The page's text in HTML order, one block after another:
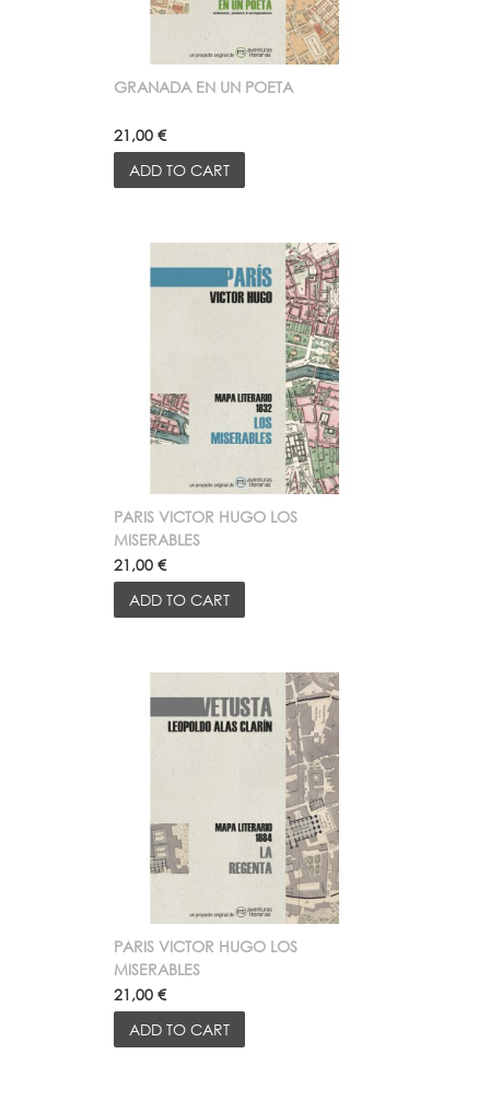
GRANADA EN UN POETA
21,00 €
ADD TO CART
PARIS VICTOR HUGO LOS
MISERABLES
21,00 €
ADD TO CART
PARIS VICTOR HUGO LOS
MISERABLES
21,00 €
ADD TO CART